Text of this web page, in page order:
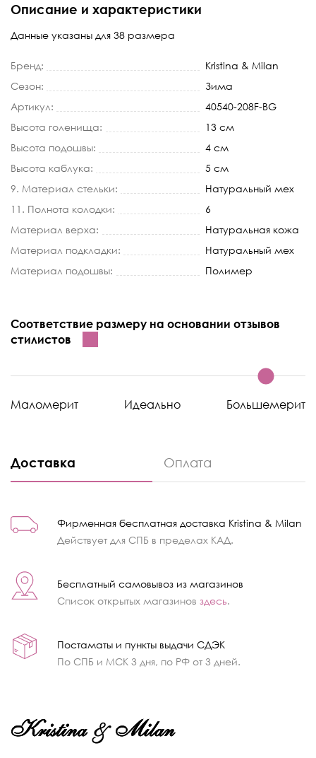
Описание и характеристики
Данные указаны для 38 размера
Бренд:
Kristina & Milan
Сезон:
Зима
Артикул:
40540-208F-BG
Высота голенища:
13 см
Высота подошвы:
4 см
Высота каблука:
5 см
9. Материал стельки:
Натуральный мех
11. Полнота колодки:
6
Материал верха:
Натуральная кожа
Материал подкладки:
Натуральный мех
Материал подошвы:
Полимер
Соответствие размеру на основании отзывов
стилистов
Маломерит Идеально Большемерит
Доставка Оплата
Фирменная бесплатная доставка Kristina & Milan
Действует для СПБ в пределах КАД.
Бесплатный самовывоз из магазинов
Список открытых магазинов здесь.
Постаматы и пункты выдачи СДЭК
По СПБ и МСК 3 дня, по РФ от 3 дней.